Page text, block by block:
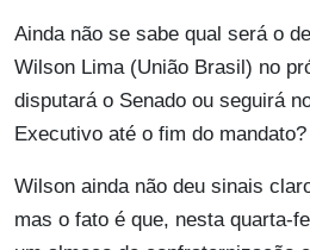
Ainda não se sabe qual será o
Wilson Lima (União Brasil) no
disputará o Senado ou seguirá
Executivo até o fim do mandato?
Wilson ainda não deu sinais
mas o fato é que, nesta quarta-